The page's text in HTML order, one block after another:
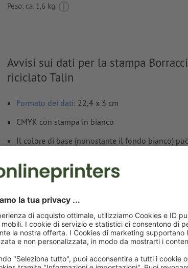
Peso: ca. 1,6 kg
Avvisi sui dati per la stampa
riciclato Talin
Formato dei dati: 22,4 x 3 cm
CMYK con stampa in bianco
Il colore di base (nonostante il fondo bianco)
ottico.
Risoluzione:
caratteridevono essere completamente
Modalità colori:CMYK, FOGRA52 (PSO Uncoated
Non correggiamoerrori di ortografia e sintassi
Non controlliamo le impostazioni di
Mostra di più